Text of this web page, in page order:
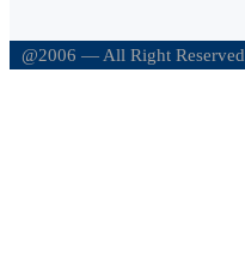
@2006 — All Right Reserved